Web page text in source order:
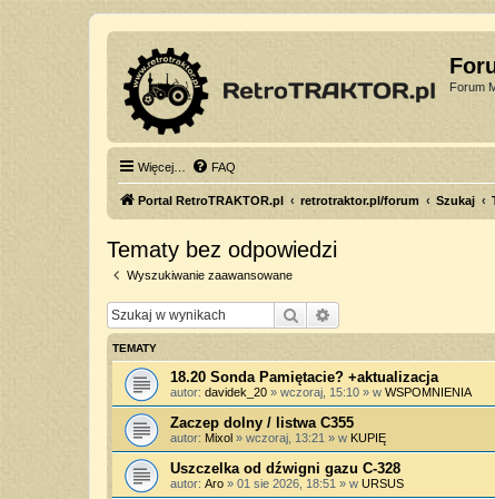
Forum
Więcej… FAQ
Portal RetroTRAKTOR.pl retrotraktor.pl/forum Szukaj
Tematy bez odpowiedzi
Wyszukiwanie zaawansowane
Szukaj
TEMATY
18.20 Sonda Pamiętacie? +aktualizacja
autor: davidek_20 » wczoraj, 15:10 » w WSPOMNIENIA
Zaczep dolny / listwa C355
autor: Mixol » wczoraj, 13:21 » w KUPIĘ
Uszczelka od dźwigni gazu C-328
autor: Aro » 01 sie 2026, 18:51 » w URSUS